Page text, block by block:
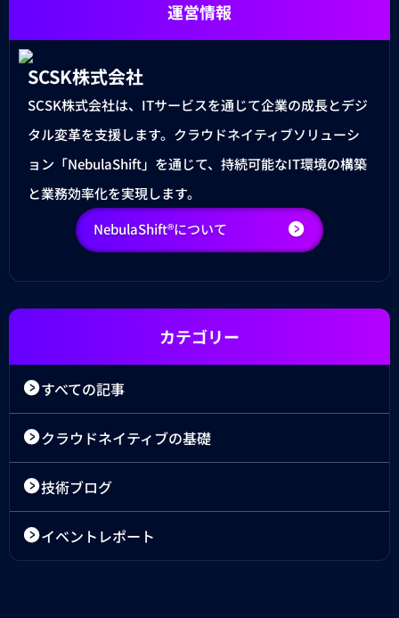
運営情報
SCSK株式会社
SCSK株式会社は、ITサービスを通じて企業の成長とデジ
タル変革を支援します。クラウドネイティブソリューシ
ョン「NebulaShift」を通じて、持続可能なIT環境の構築
と業務効率化を実現します。
NebulaShift®について
カテゴリー
すべての記事
クラウドネイティブの基礎
技術ブログ
イベントレポート